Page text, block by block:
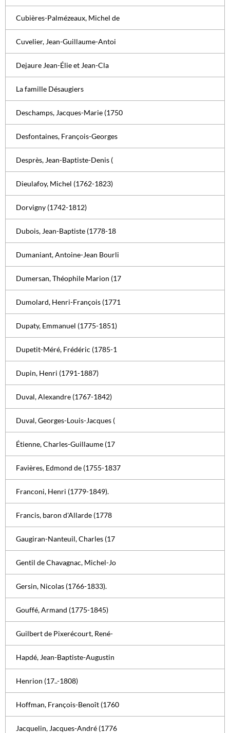
Cubières-Palmézeaux, Michel de
Cuvelier, Jean-Guillaume-Antoi
Dejaure Jean-Élie et Jean-Cla
La famille Désaugiers
Deschamps, Jacques-Marie (1750
Desfontaines, François-Georges
Desprès, Jean-Baptiste-Denis (
Dieulafoy, Michel (1762-1823)
Dorvigny (1742-1812)
Dubois, Jean-Baptiste (1778-18
Dumaniant, Antoine-Jean Bourli
Dumersan, Théophile Marion (17
Dumolard, Henri-François (1771
Dupaty, Emmanuel (1775-1851)
Dupetit-Méré, Frédéric (1785-1
Dupin, Henri (1791-1887)
Duval, Alexandre (1767-1842)
Duval, Georges-Louis-Jacques (
Étienne, Charles-Guillaume (17
Favières, Edmond de (1755-1837
Franconi, Henri (1779-1849).
Francis, baron d'Allarde (1778
Gaugiran-Nanteuil, Charles (17
Gentil de Chavagnac, Michel-Jo
Gersin, Nicolas (1766-1833).
Gouffé, Armand (1775-1845)
Guilbert de Pixerécourt, René-
Hapdé, Jean-Baptiste-Augustin
Henrion (17..-1808)
Hoffman, François-Benoît (1760
Jacquelin, Jacques-André (1776